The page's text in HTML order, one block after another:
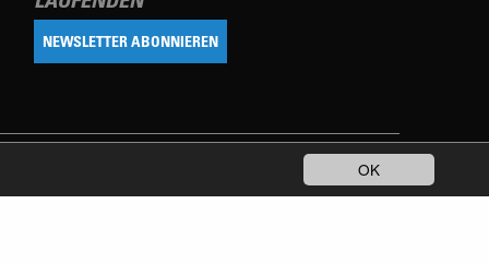
OK
NEWSLETTER ABONNIEREN